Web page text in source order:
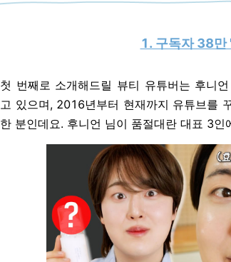
1. 구독자 38만
첫 번째로 소개해드릴 뷰티 유튜버는 후니
고 있으며, 2016년부터 현재까지 유튜브를
한 분인데요. 후니언 님이 품절대란 대표 3인